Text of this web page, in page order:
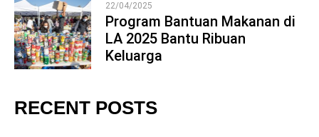
5
22/04/2025
Program Bantuan Makanan di
LA 2025 Bantu Ribuan
Keluarga
RECENT POSTS